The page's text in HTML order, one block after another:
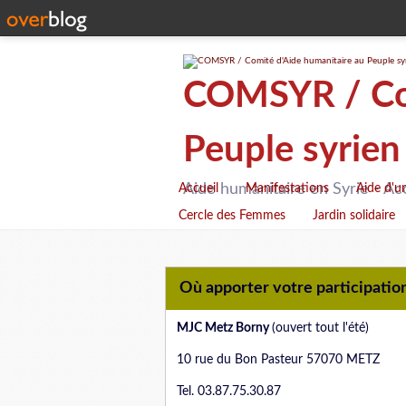
COMSYR /
Peuple syrien
Aide humanitaire en Syrie -
Accueil Manifestations Aide
Cercle des Femmes Jardin solidaire
Où apporter votre
MJC Metz Borny(ouvert tout l'été)
10 rue du Bon Pasteur 57070 METZ
Tel. 03.87.75.30.87